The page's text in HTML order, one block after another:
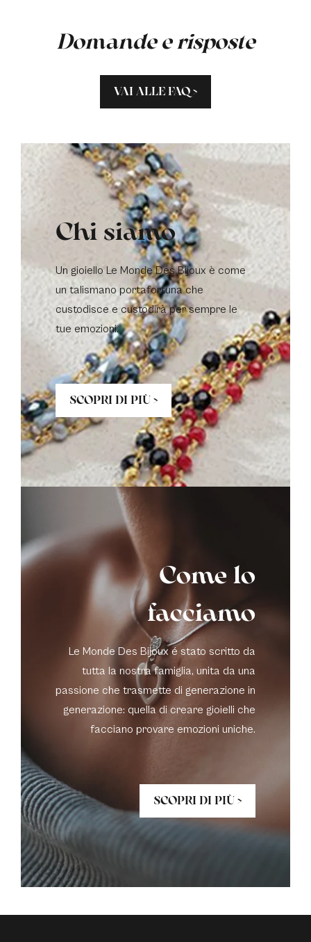
Domande e risposte
VAI ALLE FAQ >
Chi siamo
Un gioiello Le Monde Des Bijoux è come
un talismano portafortuna che
custodisce e custodirà per sempre le
tue emozioni.
SCOPRI DI PIÙ >
Come lo
facciamo
Le Monde Des Bijoux é stato scritto da
tutta la nostra famiglia, unita da una
passione che trasmette di generazione in
generazione: quella di creare gioielli che
facciano provare emozioni uniche.
SCOPRI DI PIÙ >